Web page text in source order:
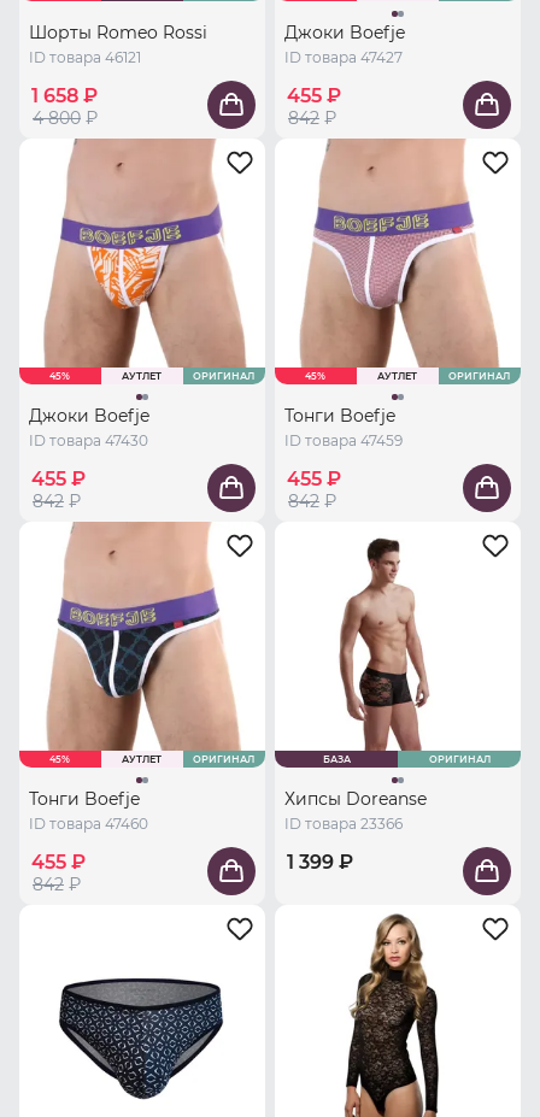
Шорты Romeo Rossi
ID товара 46121
1 658 ₽
4 800 ₽
Джоки Boefje
ID товара 47427
455 ₽
842 ₽
45% АУТЛЕТ ОРИГИНАЛ
Джоки Boefje
ID товара 47430
455 ₽
842 ₽
45% АУТЛЕТ ОРИГИНАЛ
Тонги Boefje
ID товара 47459
455 ₽
842 ₽
45% АУТЛЕТ ОРИГИНАЛ
Тонги Boefje
ID товара 47460
455 ₽
842 ₽
БАЗА ОРИГИНАЛ
Хипсы Doreanse
ID товара 23366
1 399 ₽